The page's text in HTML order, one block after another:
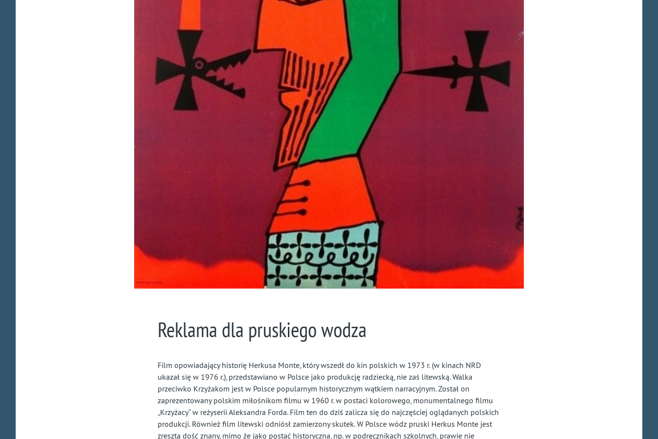
Reklama dla pruskiego wodza
Film opowiadający historię Herkusa Monte, który wszedł do kin polskich w 1973 r. (w kinach NRD
ukazał się w 1976 r.), przedstawiano w Polsce jako produkcję radziecką, nie zaś litewską. Walka
przeciwko Krzyżakom jest w Polsce popularnym historycznym wątkiem narracyjnym. Został on
zaprezentowany polskim miłośnikom filmu w 1960 r. w postaci kolorowego, monumentalnego filmu
„Krzyżacy“ w reżyserii Aleksandra Forda. Film ten do dziś zalicza się do najczęściej oglądanych polskich
produkcji. Również film litewski odniósł zamierzony skutek. W Polsce wódz pruski Herkus Monte jest
zresztą dość znany, mimo że jako postać historyczna, np. w podręcznikach szkolnych, prawie nie